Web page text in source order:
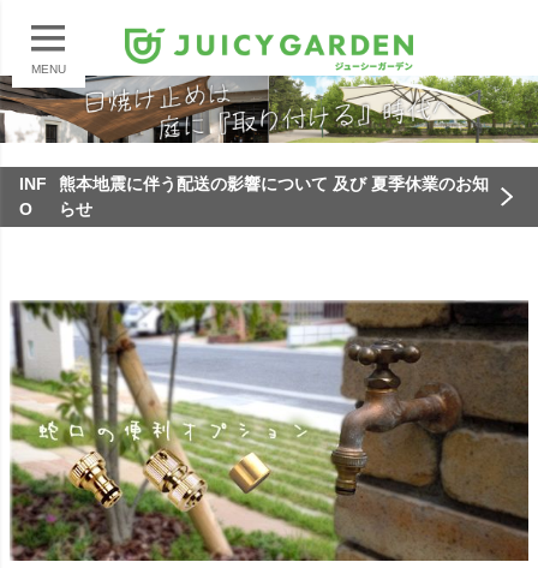
MENU
INF
O
熊本地震に伴う配送の影響について 及び 夏季休業のお知
らせ